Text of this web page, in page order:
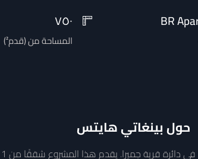
٧٥٠
المساحة من(قدم²)
حولبينغاتي هايتس